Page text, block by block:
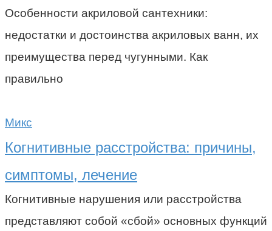
Особенности акриловой сантехники:
недостатки и достоинства акриловых ванн, их
преимущества перед чугунными. Как
правильно
Микс
Когнитивные расстройства: причины,
симптомы, лечение
Когнитивные нарушения или расстройства
представляют собой «сбой» основных функций